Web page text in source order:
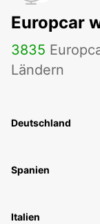
Europcar
3835
Ländern
Deutschland
Spanien
Italien